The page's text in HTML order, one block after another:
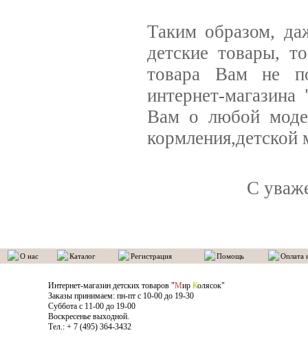
Таким образом,
детские товары,
товара Вам не
интернет-
Вам о любой
кормления,детской
С
О нас Каталог Регистрация Помощь Оплата
Интернет-магазин детских товаров "Мир Колясок"
Заказы принимаем: пн-пт с 10-00 до 19-30
Суббота с 11-00 до 19-00
Воскресенье выходной.
Тел.: + 7 (495) 364-3432